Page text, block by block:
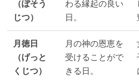
（ぼそう
じつ）
わる縁起の良い
日。
月徳日
（げっと
くじつ）
月の神の恩恵を
受けることがで
きる日。